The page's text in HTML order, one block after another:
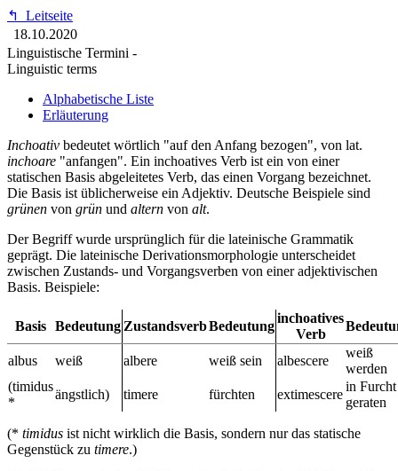
↰
Leitseite
18.10.2020
Linguistische Termini -
Linguistic terms
Alphabetische Liste
Erläuterung
Inchoativ bedeutet wörtlich "auf den Anfang bezogen", von lat.
inchoare "anfangen". Ein inchoatives Verb ist ein von einer
statischen Basis abgeleitetes Verb, das einen Vorgang bezeichnet.
Die Basis ist üblicherweise ein Adjektiv. Deutsche Beispiele sind
grünen von grün und altern von alt.
Der Begriff wurde ursprünglich für die lateinische Grammatik
geprägt. Die lateinische Derivationsmorphologie unterscheidet
zwischen Zustands- und Vorgangsverben von einer adjektivischen
Basis. Beispiele:
Basis Bedeutung ZustandsverbBedeutung
inchoatives
Verb
albus weiß albere weiß sein albescere
weiß
werden
(timidus
*
ängstlich) timere fürchten extimescere
in Furcht
geraten
(* timidus ist nicht wirklich die Basis, sondern nur das statische
Gegenstück zu timere.)